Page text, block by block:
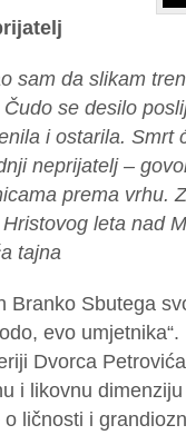
sam da slikam
se desilo
i ostarila. Smrt
neprijatelj –
prema vrhu.
leta nad
tajna
Branko Sbutega
evo
Dvorca
i likovnu
ličnosti i